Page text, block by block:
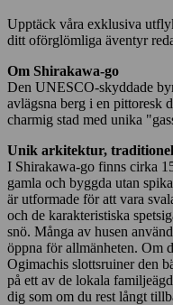
Upptäck våra exklusiva
ditt oförglömliga äventyr
Om Shirakawa-go
Den UNESCO-skyddade
avlägsna berg i en pittoresk
charmig stad med unika
Unik arkitektur,
I Shirakawa-go finns cirka
gamla och byggda utan
är utformade för att vara
och de karakteristiska
snö. Många av husen
öppna för allmänheten. Om
Ogimachis slottsruiner den
på ett av de lokala
dig som om du rest långt